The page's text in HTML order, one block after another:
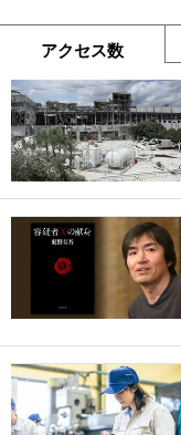
アクセス数